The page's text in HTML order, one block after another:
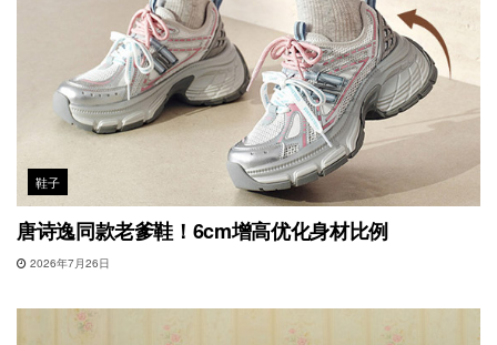
鞋子
唐诗逸同款老爹鞋！6cm增高优化身材比例
2026年7月26日